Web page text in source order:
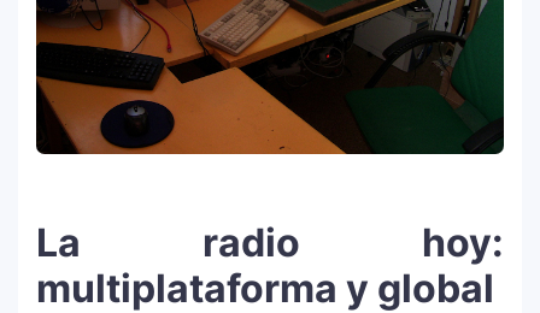
La radio hoy:
multiplataforma y global